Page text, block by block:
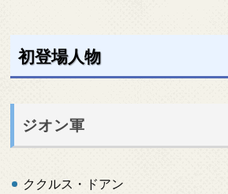
初登場人物
ジオン軍
ククルス・ドアン